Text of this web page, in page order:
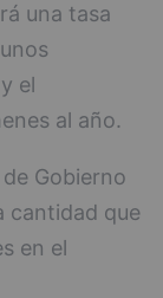
una tasa
el
al año.
Gobierno
cantidad que
en el